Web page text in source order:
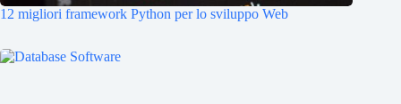
12 migliori framework Python per lo sviluppo Web